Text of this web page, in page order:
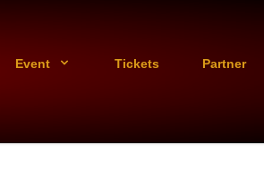
Event Tickets Partner